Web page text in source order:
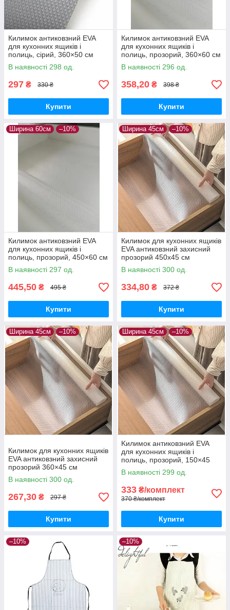
Килимок антиковзний EVA
для кухонних ящиків і
полиць, сірий, 360×50 см
В наявності 298 од.
297 ₴ 330 ₴
Купити
Килимок антиковзний EVA
для кухонних ящиків і
полиць, прозорий, 360×60 см
В наявності 296 од.
358,20 ₴ 398 ₴
Купити
Ширина 60см –10%
Килимок антиковзний EVA
для кухонних ящиків і
полиць, прозорий, 450×60 см
В наявності 297 од.
445,50 ₴ 495 ₴
Купити
Ширина 45см –10%
Килимок для кухонних ящиків
EVA антиковзний захисний
прозорий 450х45 см
В наявності 300 од.
334,80 ₴ 372 ₴
Купити
Ширина 45см –10%
Килимок для кухонних ящиків
EVA антиковзний захисний
прозорий 360×45 см
В наявності 300 од.
267,30 ₴ 297 ₴
Купити
Ширина 45см –10%
Kилимок антиковзний EVA
для кухонних ящиків і
полиць, прозорий, 150×45
см, 3 шт.
В наявності 299 од.
333 ₴/комплект
370 ₴/комплект
Купити
–10% –10%